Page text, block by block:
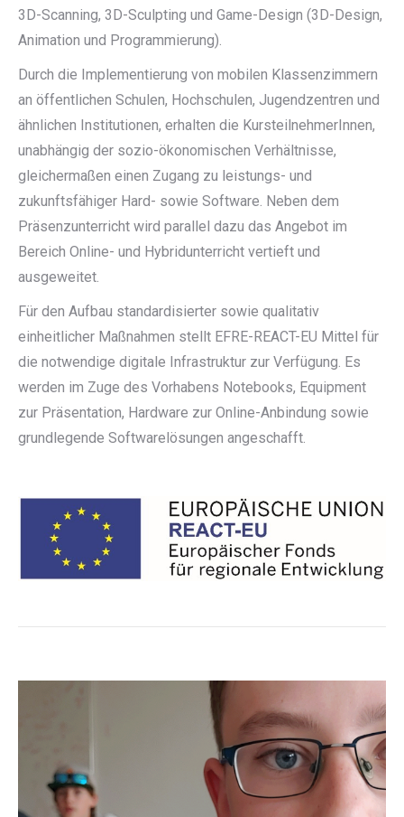
3D-Scanning, 3D-Sculpting und Game-Design (3D-Design,
Animation und Programmierung).
Durch die Implementierung von mobilen Klassenzimmern
an öffentlichen Schulen, Hochschulen, Jugendzentren und
ähnlichen Institutionen, erhalten die KursteilnehmerInnen,
unabhängig der sozio-ökonomischen Verhältnisse,
gleichermaßen einen Zugang zu leistungs- und
zukunftsfähiger Hard- sowie Software. Neben dem
Präsenzunterricht wird parallel dazu das Angebot im
Bereich Online- und Hybridunterricht vertieft und
ausgeweitet.
Für den Aufbau standardisierter sowie qualitativ
einheitlicher Maßnahmen stellt EFRE-REACT-EU Mittel für
die notwendige digitale Infrastruktur zur Verfügung. Es
werden im Zuge des Vorhabens Notebooks, Equipment
zur Präsentation, Hardware zur Online-Anbindung sowie
grundlegende Softwarelösungen angeschafft.